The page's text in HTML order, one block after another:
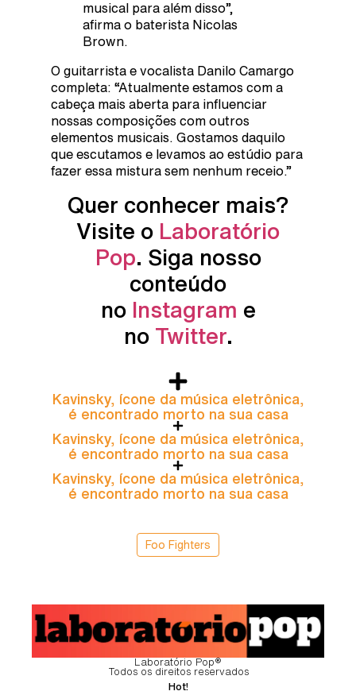
musical para além disso”,
afirma o baterista Nicolas
Brown.
O guitarrista e vocalista Danilo Camargo
completa: “Atualmente estamos com a
cabeça mais aberta para influenciar
nossas composições com outros
elementos musicais. Gostamos daquilo
que escutamos e levamos ao estúdio para
fazer essa mistura sem nenhum receio.”
Quer conhecer mais?
Visite o Laboratório
Pop. Siga nosso
conteúdo
no Instagram e
no Twitter.
Kavinsky, ícone da música eletrônica,
é encontrado morto na sua casa
Kavinsky, ícone da música eletrônica,
é encontrado morto na sua casa
Kavinsky, ícone da música eletrônica,
é encontrado morto na sua casa
Foo Fighters
Laboratório Pop®
Todos os direitos reservados
Hot!